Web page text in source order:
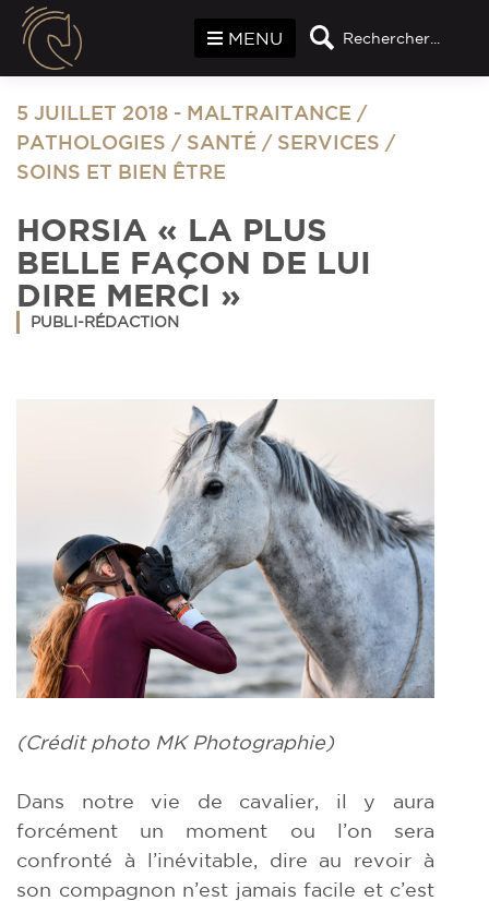
Rechercher...
MENU
5 JUILLET 2018 - MALTRAITANCE /
PATHOLOGIES / SANTÉ / SERVICES /
SOINS ET BIEN ÊTRE
HORSIA « LA PLUS
BELLE FAÇON DE LUI
DIRE MERCI »
PUBLI-RÉDACTION
(Crédit photo MK Photographie)
Dans notre vie de cavalier, il y aura
forcément un moment ou l’on sera
confronté à l’inévitable, dire au revoir à
son compagnon n’est jamais facile et c’est
Panneau de gestion des cookies